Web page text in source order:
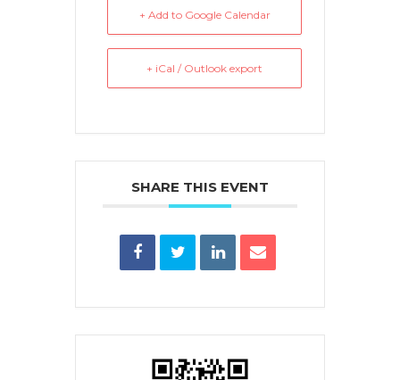
+ Add to Google Calendar
+ iCal / Outlook export
SHARE THIS EVENT